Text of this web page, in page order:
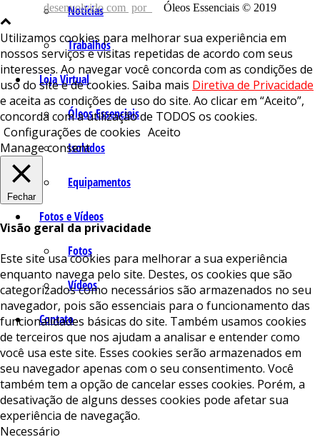
Notícias
Trabalhos
Loja Virtual
Óleos Essenciais
Isolados
Equipamentos
Fotos e Vídeos
Fotos
Vídeos
Contato
desenvolvido com por Óleos Essenciais © 2019
Utilizamos cookies para melhorar sua experiência em
nossos serviços e visitas repetidas de acordo com seus
interesses. Ao navegar você concorda com as condições de
uso do site e de cookies. Saiba mais Diretiva de Privacidade
e aceita as condições de uso do site. Ao clicar em “Aceito”,
concorda com a utilização de TODOS os cookies.
Configurações de cookies Aceito
Manage consent
Fechar
Visão geral da privacidade
Este site usa cookies para melhorar a sua experiência
enquanto navega pelo site. Destes, os cookies que são
categorizados como necessários são armazenados no seu
navegador, pois são essenciais para o funcionamento das
funcionalidades básicas do site. Também usamos cookies
de terceiros que nos ajudam a analisar e entender como
você usa este site. Esses cookies serão armazenados em
seu navegador apenas com o seu consentimento. Você
também tem a opção de cancelar esses cookies. Porém, a
desativação de alguns desses cookies pode afetar sua
experiência de navegação.
Necessário